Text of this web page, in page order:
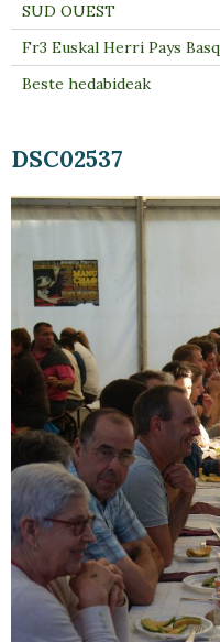
DSC02537
SUD OUEST
Fr3 Euskal Herri Pays
Beste hedabideak